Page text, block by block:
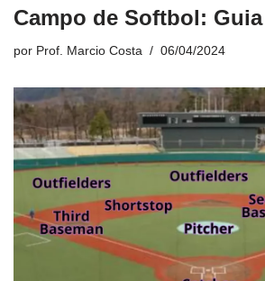
Campo de Softbol:
por Prof. Marcio Costa 06/04/2024